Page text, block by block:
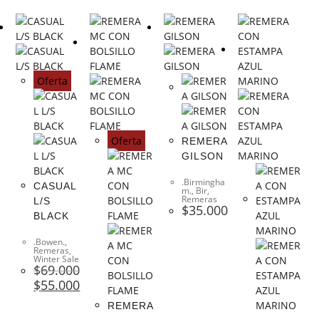
Oferta
CASUAL
L/S
BLACK
.Bowen.,
Remeras,
Winter Sale
$69.000
$55.000
Oferta
REMERA
REMERA
GILSON
.Birmingha
m., Bir,
Remeras
$35.000